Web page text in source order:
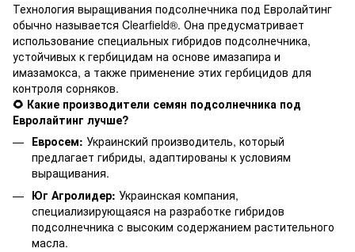
Технология выращивания подсолнечника под Евролайтинг
обычно называется Clearfield®. Она предусматривает
использование специальных гибридов подсолнечника,
устойчивых к гербицидам на основе имазапира и
имазамокса, а также применение этих гербицидов для
контроля сорняков.
🌻 Какие производители семян подсолнечника под
Евролайтинг лучше?
Евросем: Украинский производитель, который
предлагает гибриды, адаптированы к условиям
выращивания.
Юг Агролидер: Украинская компания,
специализирующаяся на разработке гибридов
подсолнечника с высоким содержанием растительного
масла.